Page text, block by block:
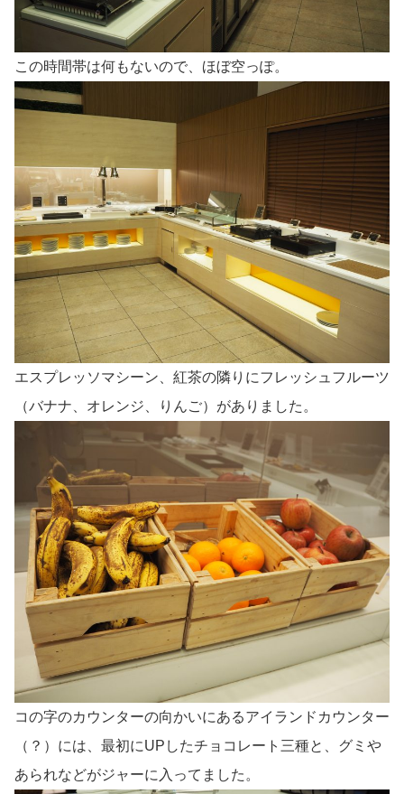
この時間帯は何もないので、ほぼ空っぽ。
エスプレッソマシーン、紅茶の隣りにフレッシュフルーツ
（バナナ、オレンジ、りんご）がありました。
コの字のカウンターの向かいにあるアイランドカウンター
（？）には、最初にUPしたチョコレート三種と、グミや
あられなどがジャーに入ってました。